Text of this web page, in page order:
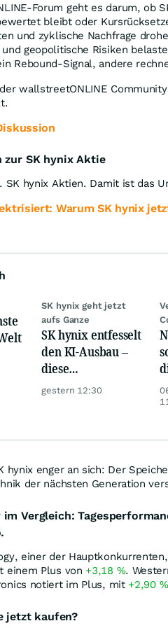
Forum geht es darum, ob
bleibt oder
und zyklische Nachfrage
und geopolitische Risiken
Rebound-Signal, andere
wallstreetONLINE
zur SK hynix Aktie
SK hynix Aktien. Damit ist das
Warum SK hynix
SK hynix geht jetzt
aufs Ganze
SK hynix entfesselt
den KI-Ausbau –
diese
Milliardenwette ist
gestern 12:30
hynix enger an sich: Der
der nächsten Generation
Vergleich:
einer der
einem Plus von +3,18 %.
notiert im Plus, mit +2,90 %
jetzt kaufen?